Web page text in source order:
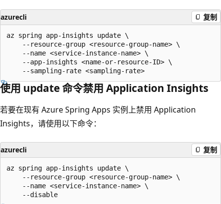
azurecli 复制
az spring app-insights update \
    --resource-group <resource-group-name> \
    --name <service-instance-name> \
    --app-insights <name-or-resource-ID> \
使用 update 命令禁用 Application Insights
若要在现有 Azure Spring Apps 实例上禁用 Application
Insights，请使用以下命令：
azurecli 复制
az spring app-insights update \
    --resource-group <resource-group-name> \
    --name <service-instance-name> \